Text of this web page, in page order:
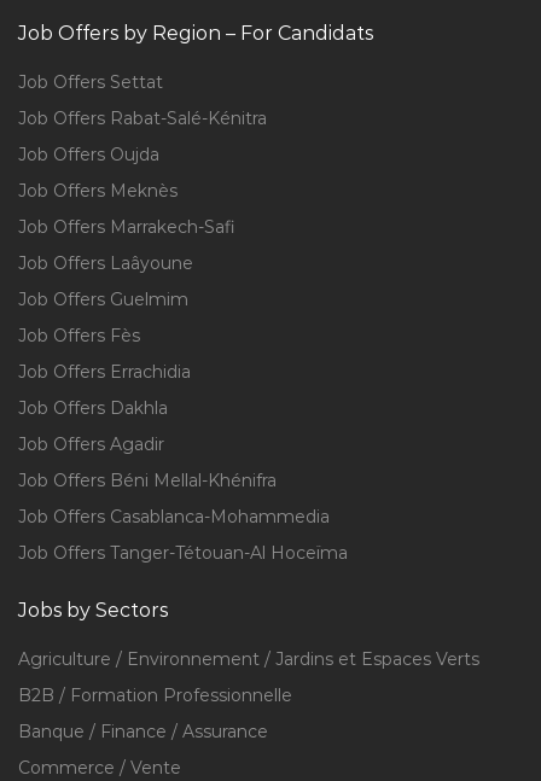
Job Offers by Region – For Candidats
Job Offers Settat
Job Offers Rabat-Salé-Kénitra
Job Offers Oujda
Job Offers Meknès
Job Offers Marrakech-Safi
Job Offers Laâyoune
Job Offers Guelmim
Job Offers Fès
Job Offers Errachidia
Job Offers Dakhla
Job Offers Agadir
Job Offers Béni Mellal-Khénifra
Job Offers Casablanca-Mohammedia
Job Offers Tanger-Tétouan-Al Hoceïma
Jobs by Sectors
Agriculture / Environnement / Jardins et Espaces Verts
B2B / Formation Professionnelle
Banque / Finance / Assurance
Commerce / Vente